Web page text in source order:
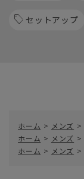
セットアップ
ホーム > メンズ >
ホーム > メンズ >
ホーム > メンズ >